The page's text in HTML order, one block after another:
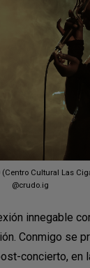
Cultural Las
@crudo.ig
innegable
Conmigo se
concierto, en